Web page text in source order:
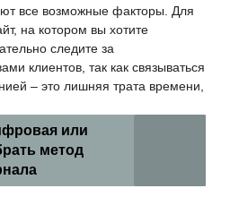
все возможные факторы. Для
на котором вы хотите
следите за
клиентов, так как связываться
– это лишняя трата времени,
или
метод